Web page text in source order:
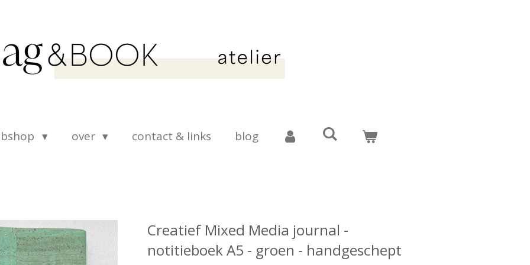
over contact & links blog
Creatief Mixed Media journal -
notitieboek A5 - groen - handgeschept